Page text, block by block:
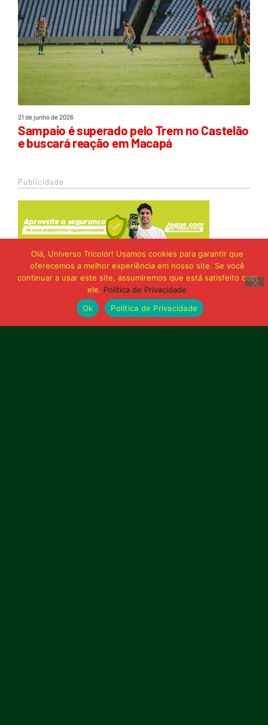
21 de junho de 2026
Sampaio é superado pelo Trem no Castelão
e buscará reação em Macapá
Publicidade
Olá, Universo Tricolor! Usamos cookies para garantir que
oferecemos a melhor experiência em nosso site. Se você
continuar a usar este site, assumiremos que está satisfeito com
ele. Política de Privacidade
Ok
Política de Privacidade